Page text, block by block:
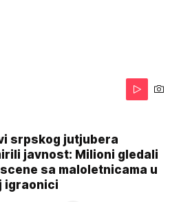
srpskog jutjubera
javnost: Milioni gledali
sa maloletnicama u
igraonici